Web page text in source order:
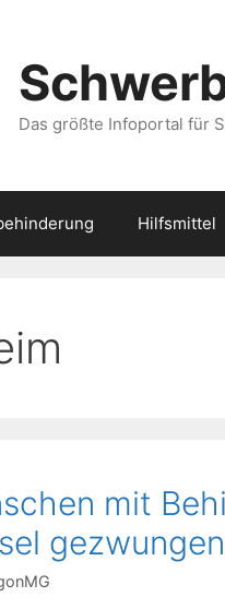
Das größte Infoportal für
Hilfsmittel
mit